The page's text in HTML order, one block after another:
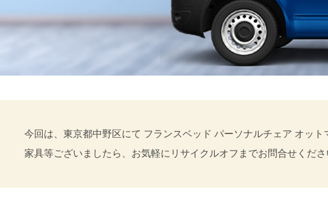
今回は、東京都中野区にて フランスベッド パーソナルチェア オッ
家具等ございましたら、お気軽にリサイクルオフまでお問合せくださ